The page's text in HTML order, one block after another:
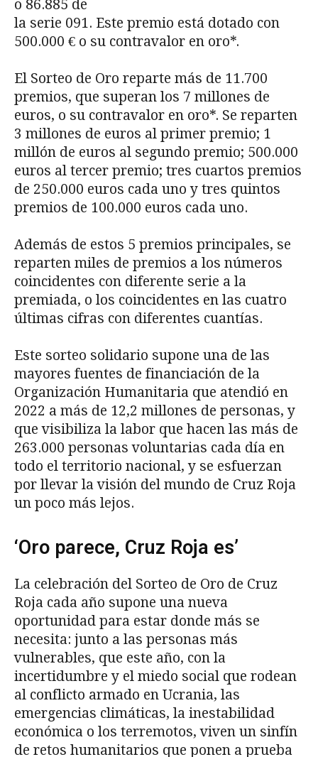
o 86.885 de
la serie 091. Este premio está dotado con
500.000 € o su contravalor en oro*.
El Sorteo de Oro reparte más de 11.700
premios, que superan los 7 millones de
euros, o su contravalor en oro*. Se reparten
3 millones de euros al primer premio; 1
millón de euros al segundo premio; 500.000
euros al tercer premio; tres cuartos premios
de 250.000 euros cada uno y tres quintos
premios de 100.000 euros cada uno.
Además de estos 5 premios principales, se
reparten miles de premios a los números
coincidentes con diferente serie a la
premiada, o los coincidentes en las cuatro
últimas cifras con diferentes cuantías.
Este sorteo solidario supone una de las
mayores fuentes de financiación de la
Organización Humanitaria que atendió en
2022 a más de 12,2 millones de personas, y
que visibiliza la labor que hacen las más de
263.000 personas voluntarias cada día en
todo el territorio nacional, y se esfuerzan
por llevar la visión del mundo de Cruz Roja
un poco más lejos.
‘Oro parece, Cruz Roja es’
La celebración del Sorteo de Oro de Cruz
Roja cada año supone una nueva
oportunidad para estar donde más se
necesita: junto a las personas más
vulnerables, que este año, con la
incertidumbre y el miedo social que rodean
al conflicto armado en Ucrania, las
emergencias climáticas, la inestabilidad
económica o los terremotos, viven un sinfín
de retos humanitarios que ponen a prueba